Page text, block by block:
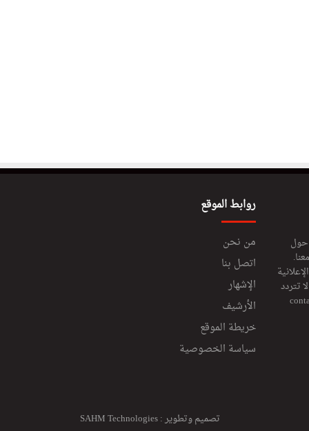
حول
تتردد
روابط الموقع
من نحن
اتصل بنا
الإشهار
الأرشيف
خريطة الموقع
سياسة الخصوصية
تصميم وتطوير :SAHM Technologies